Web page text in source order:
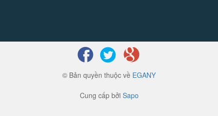
© Bản quyền thuộc về EGANY
Cung cấp bởi Sapo